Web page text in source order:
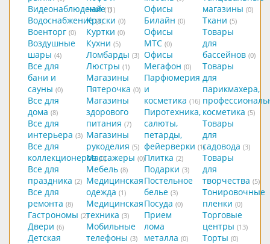
Видеонаблюдение (1)
Водоснабжение (1)
Военторг (0)
Воздушные
шары (4)
Все для
бани и
сауны (0)
Все для
дома (8)
Все для
интерьера (3)
Все для
коллекционеров (0)
Все для
праздника (2)
Все для
ремонта (8)
Гастрономы (2)
Двери (6)
Детская
чай (1)
Краски (0)
Куртки (0)
Кухни (5)
Ломбарды (3)
Люстры (1)
Магазины
Пятерочка (0)
Магазины
здорового
питания (7)
Магазины
рукоделия (5)
Массажеры (0)
Мебель (8)
Медицинская
одежда (1)
Медицинская
техника (3)
Мобильные
телефоны (3)
Офисы
Билайн (0)
Офисы
МТС (0)
Офисы
Мегафон (0)
Парфюмерия
и
косметика (16)
Пиротехника,
салюты,
петарды,
фейерверки (1)
Плитка (2)
Подарки (3)
Постельное
белье (3)
Посуда (0)
Прием
лома
металла (0)
магазины (0)
Ткани (5)
Товары
для
бассейнов (0)
Товары
для
парикмахера,
косметика (5)
Товары
для
садовода (3)
Товары
для
творчества (5)
Тонировочные
пленки (0)
Торговые
центры (13)
Торты (0)